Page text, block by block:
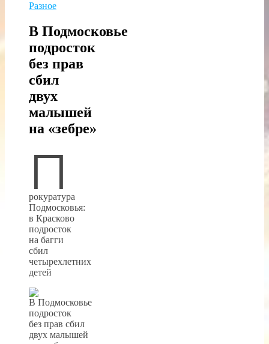
Разное
В Подмосковье
подросток
без прав
сбил
двух
малышей
на «зебре»
П
рокуратура
Подмосковья:
в Красково
подросток
на багги
сбил
четырехлетних
детей